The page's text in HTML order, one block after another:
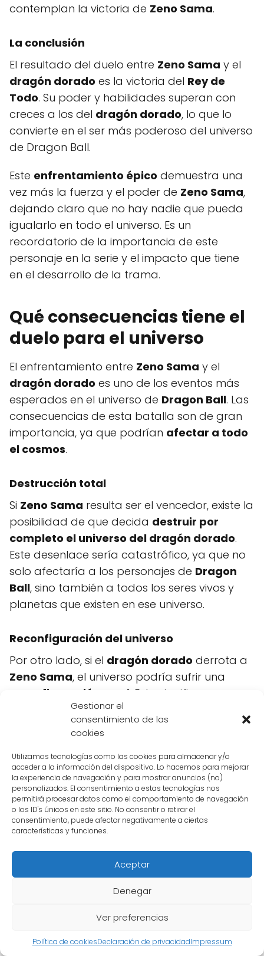
Gestionar el
consentimiento de las
cookies
Utilizamos tecnologías como las cookies para almacenar y/o
acceder a la información del dispositivo. Lo hacemos para mejorar
la experiencia de navegación y para mostrar anuncios (no)
personalizados. El consentimiento a estas tecnologías nos
permitirá procesar datos como el comportamiento de navegación
o los ID's únicos en este sitio. No consentir o retirar el
consentimiento, puede afectar negativamente a ciertas
características y funciones.
Aceptar
Denegar
Ver preferencias
Política de cookiesDeclaración de privacidadImpressum
contemplan la victoria de Zeno Sama.
La conclusión
El resultado del duelo entre Zeno Sama y el
dragón dorado es la victoria del Rey de
Todo. Su poder y habilidades superan con
creces a los del dragón dorado, lo que lo
convierte en el ser más poderoso del universo
de Dragon Ball.
Este enfrentamiento épico demuestra una
vez más la fuerza y el poder de Zeno Sama,
dejando claro que no hay nadie que pueda
igualarlo en todo el universo. Es un
recordatorio de la importancia de este
personaje en la serie y el impacto que tiene
en el desarrollo de la trama.
Qué consecuencias tiene el
duelo para el universo
El enfrentamiento entre Zeno Sama y el
dragón dorado es uno de los eventos más
esperados en el universo de Dragon Ball. Las
consecuencias de esta batalla son de gran
importancia, ya que podrían afectar a todo
el cosmos.
Destrucción total
Si Zeno Sama resulta ser el vencedor, existe la
posibilidad de que decida destruir por
completo el universo del dragón dorado.
Este desenlace sería catastrófico, ya que no
solo afectaría a los personajes de Dragon
Ball, sino también a todos los seres vivos y
planetas que existen en ese universo.
Reconfiguración del universo
Por otro lado, si el dragón dorado derrota a
Zeno Sama, el universo podría sufrir una
reconfiguración total . Esto significa que
todos los sistemas, planetas y habitantes
serían alterados y reorganizados de una
un reinicio a gran escala.
Impacto en otros universos
No solo el universo deldragón dorado
vería afectado por esta batalla, sino que
también podría tenerrepercusiones en
Zeno Sama
esto podría generar un caos en el multiverso
y desencadenar una serie de eventos
impredecibles en otros cosmos.
El destino de los personajes